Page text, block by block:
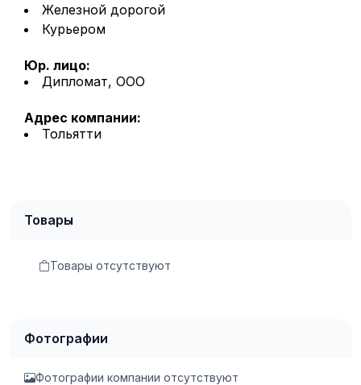
Железной дорогой
Курьером
Юр. лицо:
Дипломат, ООО
Адрес компании:
Тольятти
Товары
Товары отсутствуют
Фотографии
Фотографии компании отсутствуют